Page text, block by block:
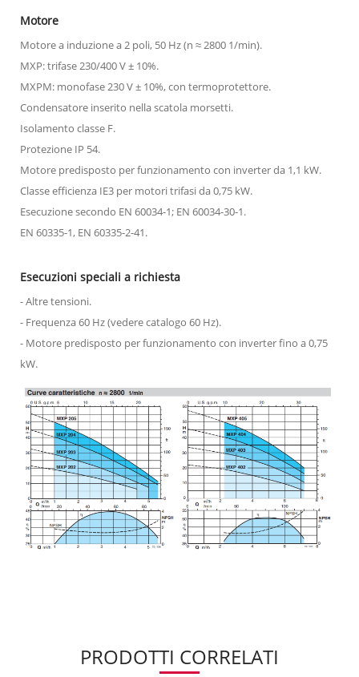
Motore
Motore a induzione a 2 poli, 50 Hz (n ≈ 2800 1/min).
MXP: trifase 230/400 V ± 10%.
MXPM: monofase 230 V ± 10%, con termoprotettore.
Condensatore inserito nella scatola morsetti.
Isolamento classe F.
Protezione IP 54.
Motore predisposto per funzionamento con inverter da 1,1 kW.
Classe efficienza IE3 per motori trifasi da 0,75 kW.
Esecuzione secondo EN 60034-1; EN 60034-30-1.
EN 60335-1, EN 60335-2-41.
Esecuzioni speciali a richiesta
- Altre tensioni.
- Frequenza 60 Hz (vedere catalogo 60 Hz).
- Motore predisposto per funzionamento con inverter fino a 0,75
kW.
PRODOTTI CORRELATI